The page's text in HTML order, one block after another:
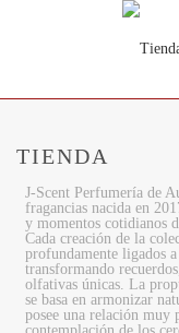
TIENDA
J-Scent Perfumería de
fragancias nacida en
y momentos cotidianos
Cada creación de la
profundamente ligados
transformando
olfativas únicas. La
se basa en armonizar
posee una relación muy